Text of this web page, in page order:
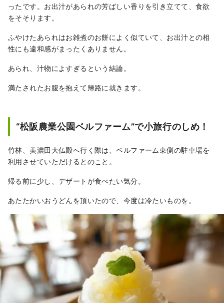
ったです。お出汁があられの芳ばしい香りを引き立てて、食欲
をそそります。
ふやけたあられはお雑煮のお餅によく似ていて、お出汁との相
性にも違和感がまったくありません。
あられ、汁物によすぎるという結論。
満たされたお腹を抱えて帰路に就きます。
“松阪農業公園ベルファーム”で小旅行のしめ！
竹林、美濃田大仏殿へ行く際は、ベルファーム東側の駐車場を
利用させていただけるとのこと。
帰る前に少し、デザートが食べたい気分。
あたたかいおうどんを頂いたので、今度は冷たいものを。